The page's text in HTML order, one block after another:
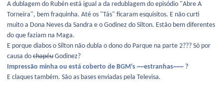
A dublagem do Rubén está igual a da redublagem do episódio "Abre A
Torneira", bem fraquinha. Até os "Tás" ficaram esquisitos. E não curti
muito a Dona Neves da Sandra e o Godinez do Silton. Estão bem diferentes
do que faziam na Maga.
E porque diabos o Silton não dubla o dono do Parque na parte 2??? Só por
causa do chapéu Godinez?
Impressão minha ou está coberto de BGM's ~~estranhas~~~ ?
E claques também. São as bases enviadas pela Televisa.